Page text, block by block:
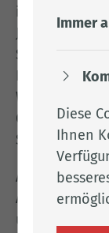
in Garrel am
Juli, aus
Sofern
Bürgerinnen
Gemeinden
Stapelfeld
Auskünfte zur
unter der
Immer
Diese
Ihnen